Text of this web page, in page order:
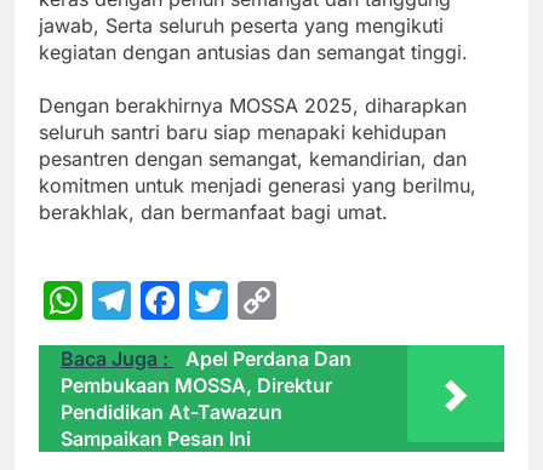
jawab, Serta seluruh peserta yang mengikuti
kegiatan dengan antusias dan semangat tinggi.
Dengan berakhirnya MOSSA 2025, diharapkan
seluruh santri baru siap menapaki kehidupan
pesantren dengan semangat, kemandirian, dan
komitmen untuk menjadi generasi yang berilmu,
berakhlak, dan bermanfaat bagi umat.
WhatsApp
Telegram
Facebook
Twitter
Link
Baca Juga :
Apel Perdana Dan
Pembukaan MOSSA, Direktur
Pendidikan At-Tawazun
Sampaikan Pesan Ini